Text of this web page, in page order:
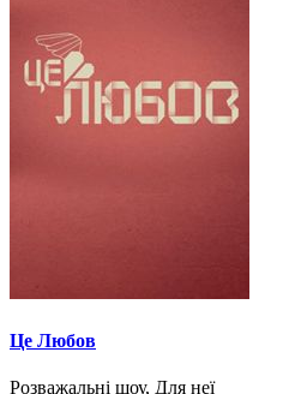
Це Любов
Розважальні шоу, Для неї